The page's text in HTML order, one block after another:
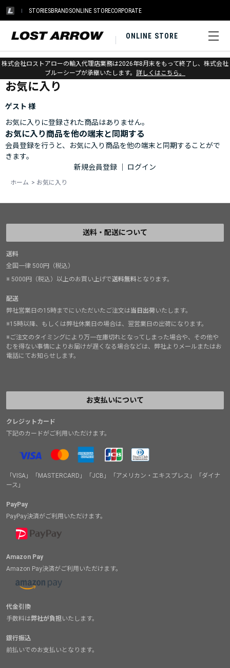
STORIESBRANDSONLINE STORECORPORATE
ONLINE STORE
株式会社ロストアローの輸入代理店業務は2026年8月末をもって終了し、株式会社
ブルーシープが承継いたします。 詳しくはこちら。
ホーム > お気に入り
お気に入り
ゲスト 様
お気に入りに登録された商品はありません。
お気に入り商品を他の端末と同期する
会員登録を行うと、お気に入り商品を他の端末と同期することがで
きます。
新規会員登録
ログイン
ホーム > お気に入り
送料・配送について
送料
全国一律 500円（税込）
※ 5000円（税込）以上のお買い上げで送料無料となります。
配送
弊社営業日の15時までにいただいたご注文は当日出荷いたします。
※15時以降、もしくは弊社休業日の場合は、翌営業日の出荷になります。
※ご注文のタイミングにより万一在庫切れとなってしまった場合や、その他や
むを得ない事情によりお届けが遅くなる場合などは、弊社よりメールまたはお
電話にてお知らせします。
お支払いについて
クレジットカード
下記のカードがご利用いただけます。
「VISA」「MASTERCARD」「JCB」「アメリカン・エキスプレス」「ダイナ
ース」
PayPay
PayPay決済がご利用いただけます。
Amazon Pay
Amazon Pay決済がご利用いただけます。
代金引換
手数料は弊社が負担いたします。
銀行振込
前払いでのお支払いとなります。